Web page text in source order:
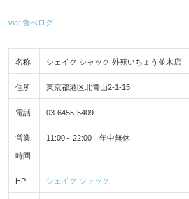
via: 食べログ
名称 シェイク シャック 外苑いちょう並木店
住所 東京都港区北青山2-1-15
電話 03-6455-5409
営業
時間
11:00～22:00 年中無休
HP シェイク シャック